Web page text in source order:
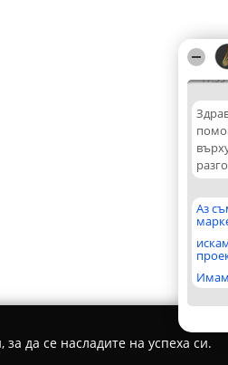
17:55
Аз
да се насладите на успеха си.